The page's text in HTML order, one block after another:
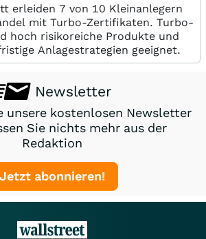
erleiden 7 von 10 Kleinanlegern
mit Turbo-Zertifikaten. Turbo-
hoch risikoreiche Produkte und
Anlagestrategien geeignet.
Newsletter
unsere kostenlosen Newsletter
Sie nichts mehr aus der
Redaktion
Jetzt abonnieren!